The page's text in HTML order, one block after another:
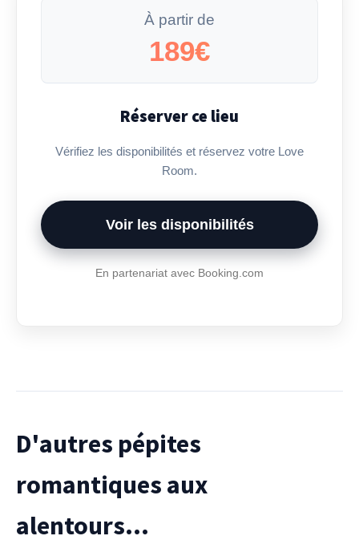
À partir de
189€
Réserver ce lieu
Vérifiez les disponibilités et réservez votre Love
Room.
Voir les disponibilités
En partenariat avec Booking.com
D'autres pépites
romantiques aux
alentours...